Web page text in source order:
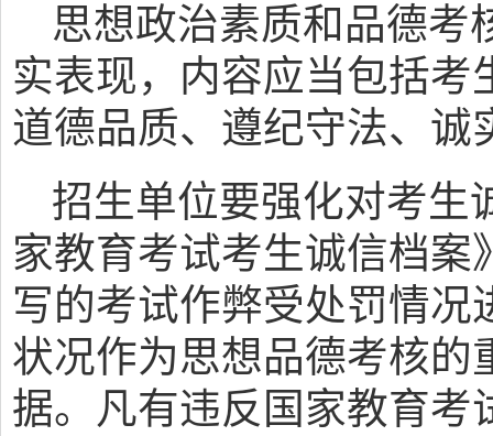
思想政治素质和品德考
实表现，内容应当包括考
道德品质、遵纪守法、诚
招生单位要强化对考生
家教育考试考生诚信档
写的考试作弊受处罚情
状况作为思想品德考核的
据。凡有违反国家教育考